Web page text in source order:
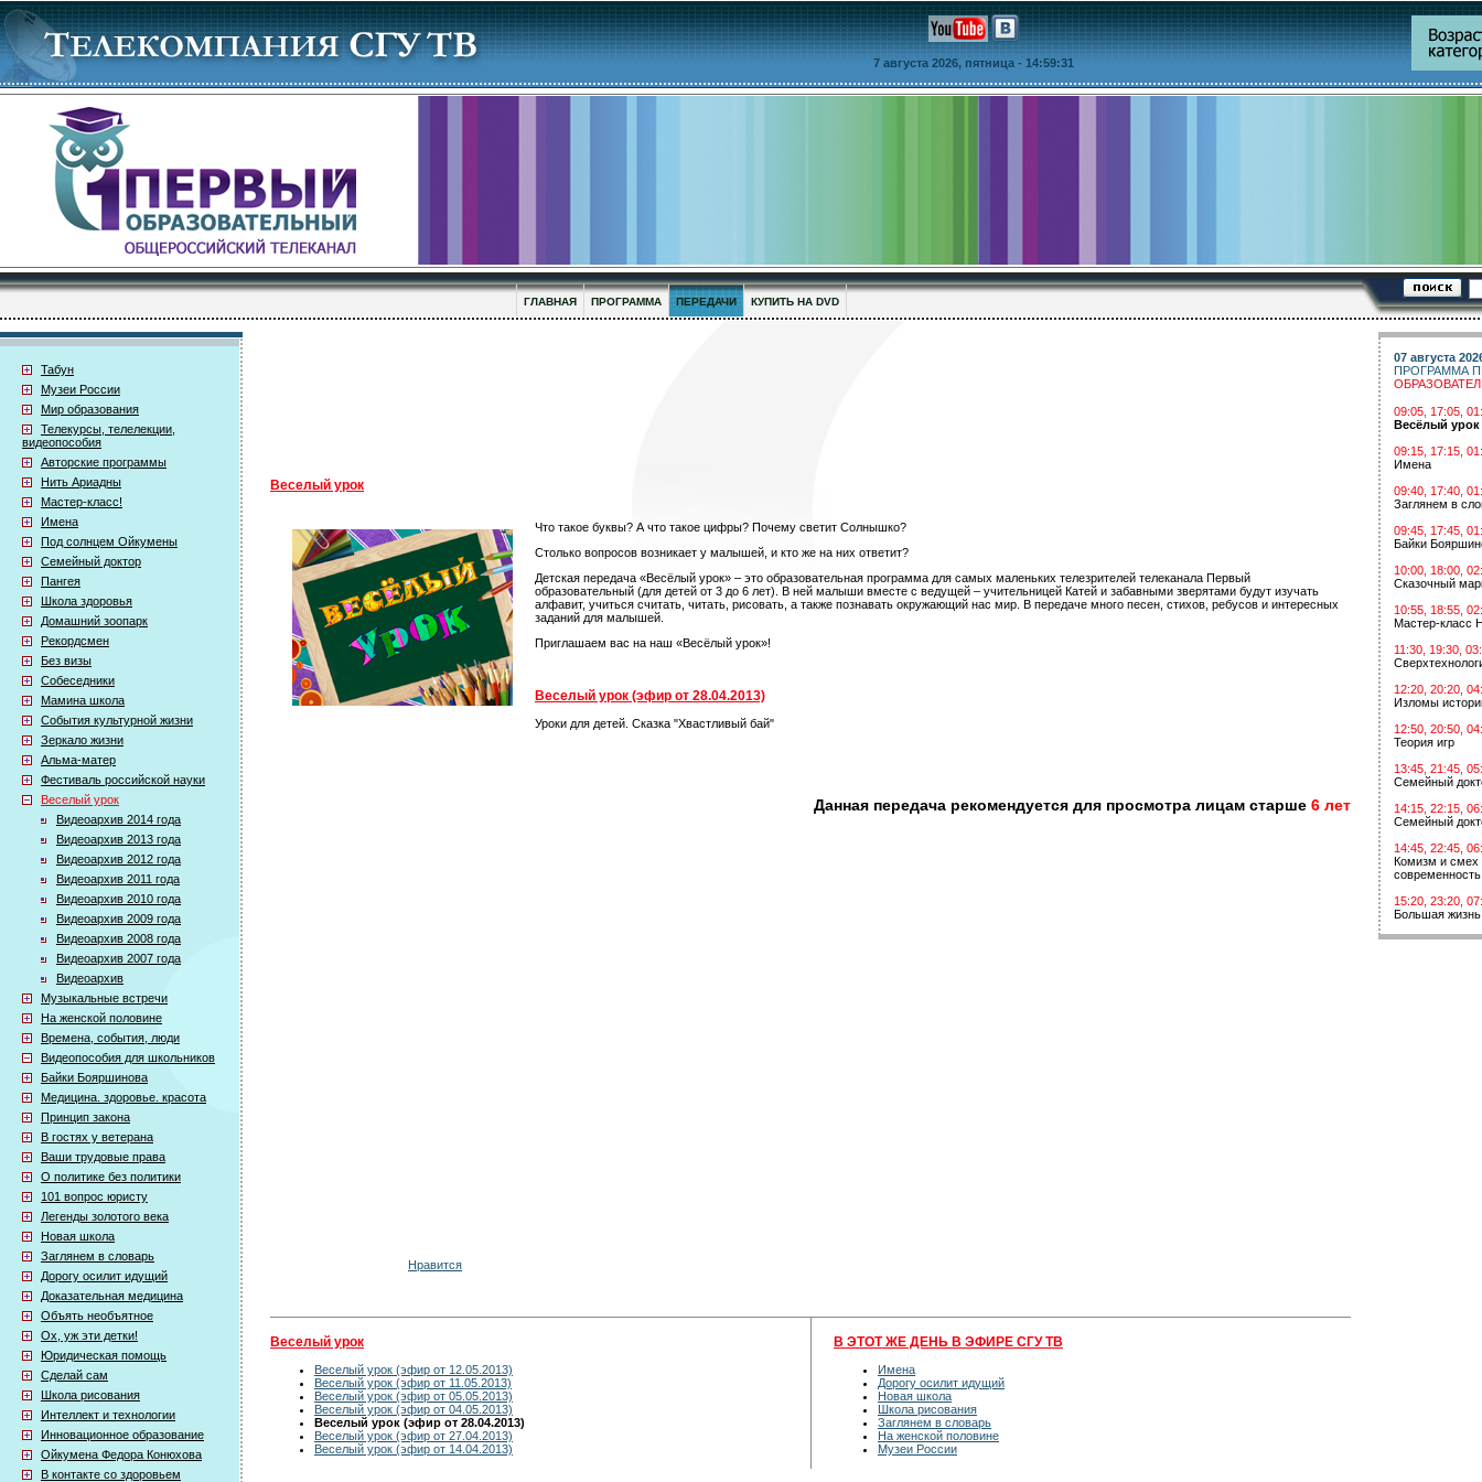
7 августа 2026, пятница - 14:59:31
ГЛАВНАЯ ПРОГРАММА ПЕРЕДАЧИ КУПИТЬ НА DVD
Табун
Музеи России
Мир образования
Телекурсы, телелекции,
видеопособия
Авторские программы
Нить Ариадны
Мастер-класс!
Имена
Под солнцем Ойкумены
Семейный доктор
Пангея
Школа здоровья
Домашний зоопарк
Рекордсмен
Без визы
Собеседники
Мамина школа
События культурной жизни
Зеркало жизни
Альма-матер
Фестиваль российской науки
Веселый урок
Видеоархив 2014 года
Видеоархив 2013 года
Видеоархив 2012 года
Видеоархив 2011 года
Видеоархив 2010 года
Видеоархив 2009 года
Видеоархив 2008 года
Видеоархив 2007 года
Видеоархив
Музыкальные встречи
На женской половине
Времена, события, люди
Видеопособия для школьников
Байки Бояршинова
Медицина. здоровье. красота
Принцип закона
В гостях у ветерана
Ваши трудовые права
О политике без политики
101 вопрос юристу
Легенды золотого века
Новая школа
Заглянем в словарь
Дорогу осилит идущий
Доказательная медицина
Объять необъятное
Ох, уж эти детки!
Юридическая помощь
Сделай сам
Школа рисования
Интеллект и технологии
Инновационное образование
Ойкумена Федора Конюхова
В контакте со здоровьем
Веселый урок
Что такое буквы? А что такое цифры? Почему светит Солнышко?
Столько вопросов возникает у малышей, и кто же на них ответит?
Детская передача «Весёлый урок» – это образовательная программа для самых маленьких телезрителей телеканала Первый
образовательный (для детей от 3 до 6 лет). В ней малыши вместе с ведущей – учительницей Катей и забавными зверятами будут изучать
алфавит, учиться считать, читать, рисовать, а также познавать окружающий нас мир. В передаче много песен, стихов, ребусов и интересных
заданий для малышей.
Приглашаем вас на наш «Весёлый урок»!
Веселый урок (эфир от 28.04.2013)
Уроки для детей. Сказка "Хвастливый бай"
Данная передача рекомендуется для просмотра лицам старше 6 лет
Нравится
Веселый урок
Веселый урок (эфир от 12.05.2013)
Веселый урок (эфир от 11.05.2013)
Веселый урок (эфир от 05.05.2013)
Веселый урок (эфир от 04.05.2013)
Веселый урок (эфир от 28.04.2013)
Веселый урок (эфир от 27.04.2013)
Веселый урок (эфир от 14.04.2013)
В ЭТОТ ЖЕ ДЕНЬ В ЭФИРЕ СГУ ТВ
Имена
Дорогу осилит идущий
Новая школа
Школа рисования
Заглянем в словарь
На женской половине
Музеи России
07 августа
ПРОГРАММА
09:05, 17:05,
Весёлый урок
09:15, 17:15,
Имена
09:40, 17:40,
Заглянем в
09:45, 17:45,
Байки
10:00, 18:00,
Сказочный
10:55, 18:55,
Мастер-класс
11:30, 19:30,
12:20, 20:20,
Изломы
12:50, 20:50,
Теория игр
13:45, 21:45,
Семейный
14:15, 22:15,
Семейный
14:45, 22:45,
Комизм и смех
современность
15:20, 23:20,
Большая жизнь